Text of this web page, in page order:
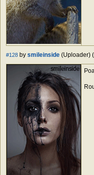
#128 by smileinside (Uploader) (